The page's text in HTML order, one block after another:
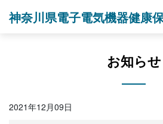
神奈川県電子電気機器健康
お知らせ
2021年12月09日